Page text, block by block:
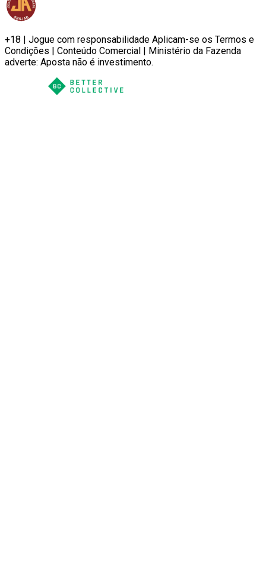
+18 | Jogue com responsabilidade Aplicam-se os Termos e
Condições | Conteúdo Comercial | Ministério da Fazenda
adverte: Aposta não é investimento.